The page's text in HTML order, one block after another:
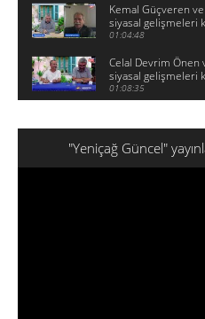
Kemal Güçveren
siyasal gelişmeleri
01:04:48
Celal Devrim Önen
siyasal gelişmeleri
01:08:35
"Yeniçağ Güncel"